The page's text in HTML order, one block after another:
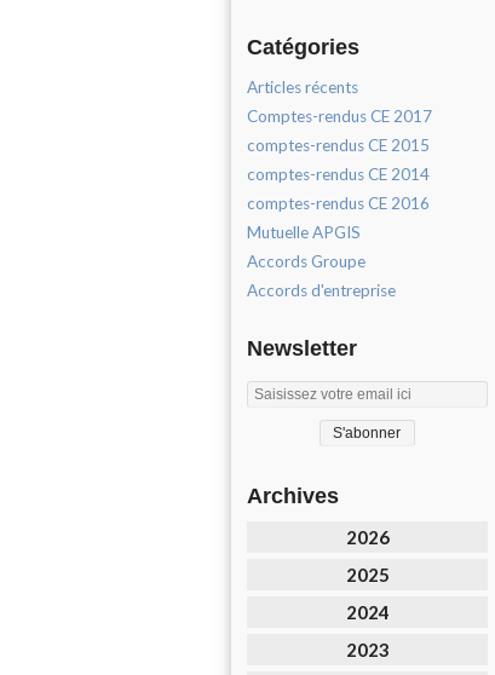
Catégories
Articles récents
Comptes-rendus CE 2017
comptes-rendus CE 2015
comptes-rendus CE 2014
comptes-rendus CE 2016
Mutuelle APGIS
Accords Groupe
Accords d'entreprise
Newsletter
Archives
2026
2025
2024
2023